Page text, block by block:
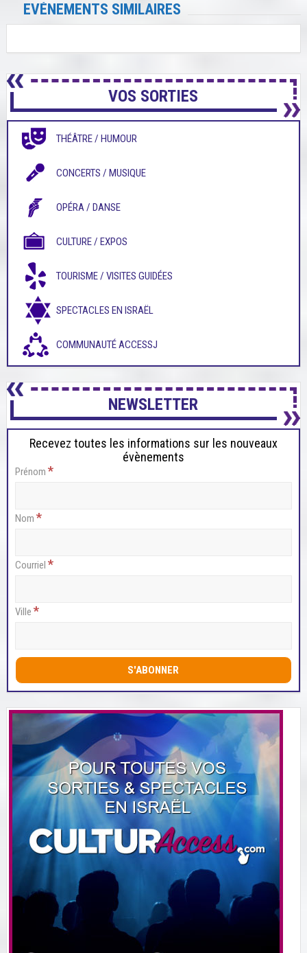
EVÉNEMENTS SIMILAIRES
VOS SORTIES
THÉÂTRE / HUMOUR
CONCERTS / MUSIQUE
OPÉRA / DANSE
CULTURE / EXPOS
TOURISME / VISITES GUIDÉES
SPECTACLES EN ISRAËL
COMMUNAUTÉ ACCESSJ
NEWSLETTER
Recevez toutes les informations sur les nouveaux
évènements
Prénom *
Nom *
Courriel *
Ville *